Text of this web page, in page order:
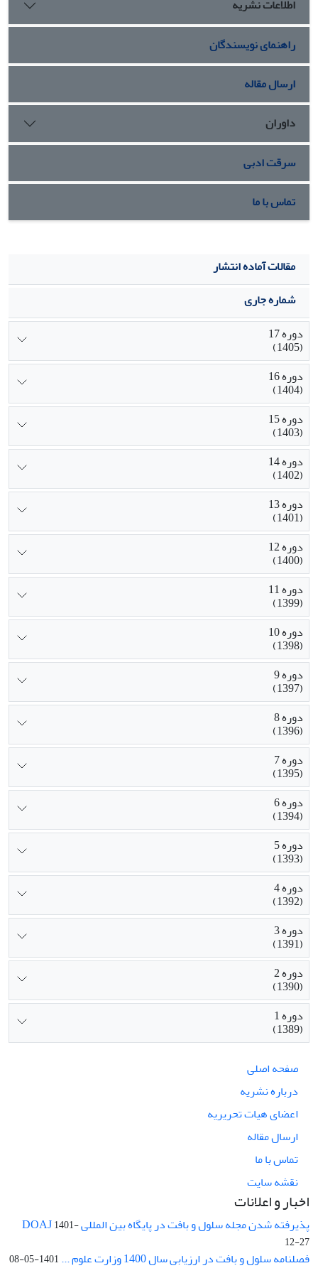
این ساختار ممکن است امکان ایجاد یک مدل حیوانی در جنین‌های
مرغ با نقص، از جمله حفره خالی اندام یا بافت، را فراهم کند.
چنین مدلی امکان بررسی و درمان نقص‌ها را با استفاده از
داروها و رده‌های سلولی خاص فراهم می‌کند.
اطلاعات نشریه
راهنمای نویسندگان
ارسال مقاله
داوران
سرقت ادبی
تماس با ما
مقالات آماده انتشار
شماره جاری
دوره 17
(1405)
دوره 16
(1404)
دوره 15
(1403)
دوره 14
(1402)
دوره 13
(1401)
دوره 12
(1400)
دوره 11
(1399)
دوره 10
(1398)
دوره 9
(1397)
دوره 8
(1396)
دوره 7
(1395)
دوره 6
(1394)
دوره 5
(1393)
دوره 4
(1392)
دوره 3
(1391)
دوره 2
(1390)
دوره 1
(1389)
صفحه اصلی
درباره نشریه
اعضای هیات تحریریه
ارسال مقاله
تماس با ما
نقشه سایت
اخبار و اعلانات
پذیرفته شدن مجله سلول و بافت در پایگاه بین المللی DOAJ1401-
12-27
فصلنامه سلول و بافت در ارزیابی سال 1400 وزارت علوم ... 1401-05-08